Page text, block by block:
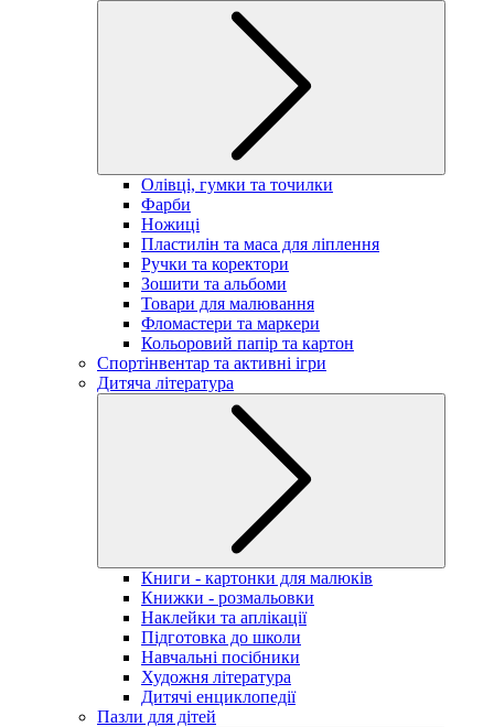
Олівці, гумки та точилки
Фарби
Ножиці
Пластилін та маса для ліплення
Ручки та коректори
Зошити та альбоми
Товари для малювання
Фломастери та маркери
Кольоровий папір та картон
Спортінвентар та активні ігри
Дитяча література
Книги - картонки для малюків
Книжки - розмальовки
Наклейки та аплікації
Підготовка до школи
Навчальні посібники
Художня література
Дитячі енциклопедії
Пазли для дітей